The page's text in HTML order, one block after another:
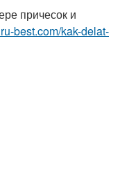
причесок и
best.com/kak-delat-